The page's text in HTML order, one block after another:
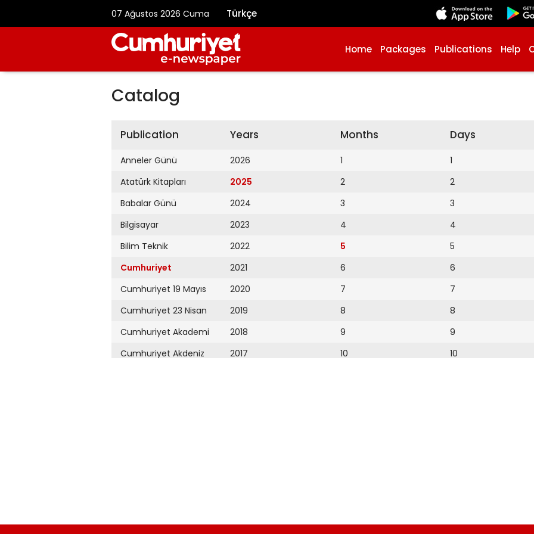
07 Ağustos 2026 Cuma Türkçe
Home Packages Publications Help
Catalog
Publication
Anneler Günü
Atatürk Kitapları
Babalar Günü
Bilgisayar
Bilim Teknik
Cumhuriyet
Cumhuriyet 19 Mayıs
Cumhuriyet 23 Nisan
Cumhuriyet Akademi
Cumhuriyet Akdeniz
Cumhuriyet Çevre
Years
2026
2025
2024
2023
2022
2021
2020
2019
2018
2017
2009
Months
1
2
3
4
5
6
7
8
9
10
Days
1
2
3
4
5
6
7
8
9
10
18